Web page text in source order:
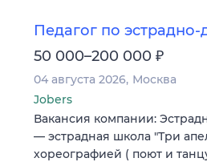
Педагог по
50 000–200 000 ₽
04 августа 2026 Москва
Jobers
Вакансия компании:
— эстрадная школа "Три
хореографией ( поют и